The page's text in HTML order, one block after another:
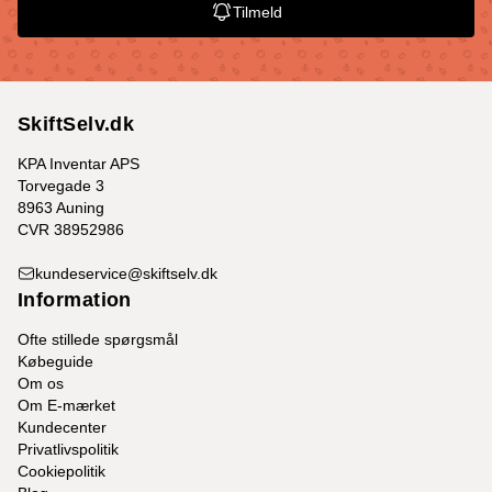
Tilmeld
SkiftSelv.dk
KPA Inventar APS
Torvegade 3
8963 Auning
CVR 38952986
kundeservice@skiftselv.dk
Information
Ofte stillede spørgsmål
Købeguide
Om os
Om E-mærket
Kundecenter
Privatlivspolitik
Cookiepolitik